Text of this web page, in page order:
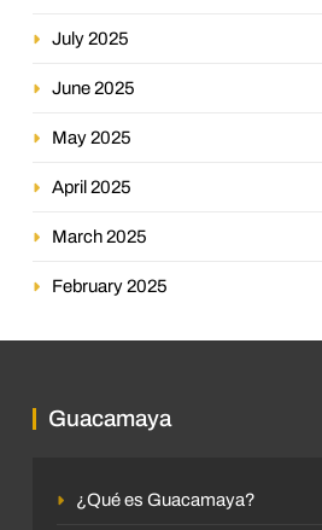
July 2025
June 2025
May 2025
April 2025
March 2025
February 2025
Guacamaya
¿Qué es Guacamaya?